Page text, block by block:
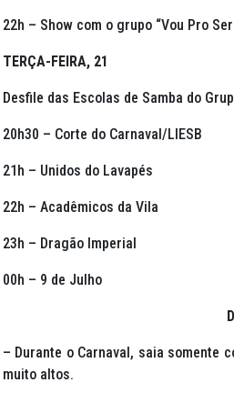
22h – Show com o grupo “Vou Pro
TERÇA-FEIRA, 21
Desfile das Escolas de Samba do
20h30 – Corte do Carnaval/LIESB
21h – Unidos do Lavapés
22h – Acadêmicos da Vila
23h – Dragão Imperial
00h – 9 de Julho
– Durante o Carnaval, saia somente
muito altos.